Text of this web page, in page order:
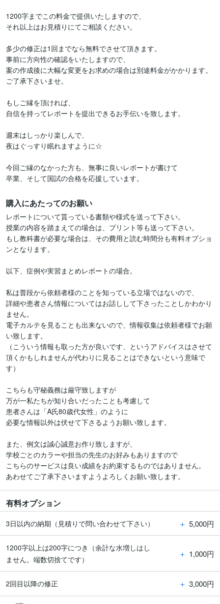
1200字までこの料金で提供いたしますので、
それ以上はお見積りにてご相談ください。
多少の修正は1回までなら無料でさせて頂きます。
事前に方向性の確認をいたしますので、
案の作成後に大幅な変更をお求めの場合は別途料金がかかります。
ご了承下さいませ。
もしご縁を頂ければ、
自信を持ってレポートを提出できるお手伝いを致します。
週末はしっかり楽しんで、
夜はぐっすり眠れますように☆
今回ご縁のなかった方も、無事に良いレポートが書けて
卒業、そして国試の合格を応援しています。
購入にあたってのお願い
レポートについて貰っている書類や様式を送って下さい。
授業の内容を踏まえての場合は、プリント等も送って下さい。
もし教科書が必要な場合は、その費用と読む時間分も有料オプショ
ンとなります。
以下、症例や実習まとめレポートの場合。
私は普段から依頼者様のことを知っている立場ではないので、
詳細や患者さん情報についてはお話しして下さったことしかわかり
ません。
電子カルテを見ることも出来ないので、情報収集は依頼者様でお願
い致します。
（こういう情報も取った方が良いです、というアドバイスはさせて
頂くかもしれませんが代わりに見ることはできないという意味で
す）
こちらも守秘義務は厳守致しますが
万が一私たちが知り合いだったことも考慮して
患者さんは「A氏80歳代女性」のように
必要な情報以外は伏せて下さるようお願い致します。
また、例文は誠心誠意お作り致しますが、
学校ごとのカラーや担当の先生のお好みもありますので
こちらのサービスは良い成績をお約束するものではありません。
あわせてご了承下さいますようよろしくお願い致します。
有料オプション
3日以内の納期（見積りで問い合わせて下さい） ＋ 5,000円
1200字以上は200字につき（余計な水増しはし
ません。端数切捨てです）
＋ 1,000円
2回目以降の修正 ＋ 3,000円